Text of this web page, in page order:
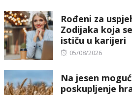
Rođeni za
Zodijaka koja
ističu u karijeri
Posted
05/08/2026
Na jesen
poskupljenje